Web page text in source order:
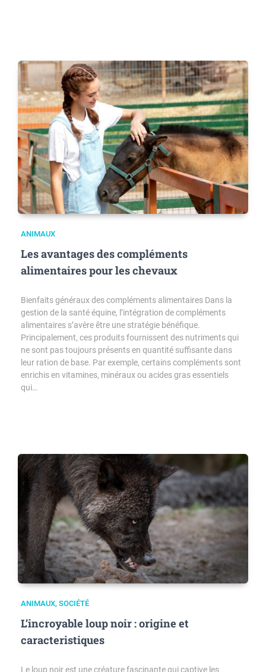
ANIMAUX
Les avantages des compléments
alimentaires pour les chevaux
Bienfaits généraux des compléments alimentaires Dans la
gestion de la santé équine, l’intégration de compléments
alimentaires s’avère être une stratégie bénéfique.
Principalement, ces produits fournissent des nutriments qui
ne sont pas toujours présents en quantité suffisante dans
leur ration de base. Par exemple, certains compléments sont
enrichis en vitamines, minéraux ou acides gras essentiels
qui…
ANIMAUX, SOCIÉTÉ
L’incroyable loup noir : origine et
caracteristiques
Le loup noir est une créature fascinante qui captive les